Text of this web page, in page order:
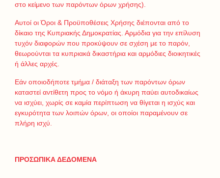
στο κείμενο των παρόντων όρων χρήσης).
Αυτοί οι Όροι & Προϋποθέσεις Χρήσης διέπονται από το
δίκαιο της Κυπριακής Δημοκρατίας. Αρμόδια για την επίλυση
τυχόν διαφορών που προκύψουν σε σχέση με το παρόν,
θεωρούνται τα κυπριακά δικαστήρια και αρμόδιες διοικητικές
ή άλλες αρχές.
Εάν οποιοδήποτε τμήμα / διάταξη των παρόντων όρων
καταστεί αντίθετη προς το νόμο ή άκυρη παύει αυτοδικαίως
να ισχύει, χωρίς σε καμία περίπτωση να θίγεται η ισχύς και
εγκυρότητα των λοιπών όρων, οι οποίοι παραμένουν σε
πλήρη ισχύ.
ΠΡΟΣΩΠΙΚΑ ΔΕΔΟΜΕΝΑ